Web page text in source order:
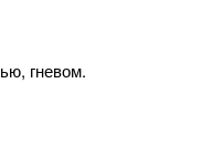
гневом.